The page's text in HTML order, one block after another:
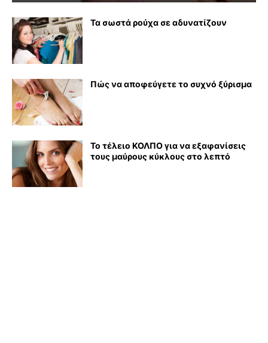
Τα σωστά ρούχα σε αδυνατίζουν
Πώς να αποφεύγετε το συχνό ξύρισμα
Το τέλειο ΚΟΛΠΟ για να εξαφανίσεις
τους μαύρους κύκλους στο λεπτό